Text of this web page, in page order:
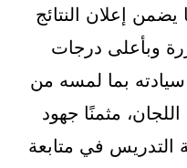
يضمن إعلان النتائج
وبأعلى درجات
سيادته بما لمسه من
مثمنًا جهود
التدريس في متابعة